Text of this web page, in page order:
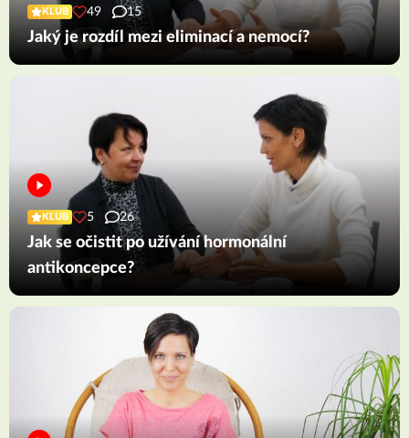
KLUB 49 15
Jaký je rozdíl mezi eliminací a nemocí?
KLUB 5 26
Jak se očistit po užívání hormonální
antikoncepce?